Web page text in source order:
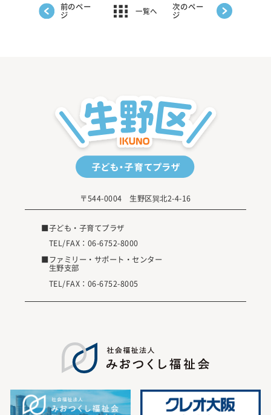
前のペー
ジ 一覧へ 次のペー
ジ
〒544-0004 生野区巽北2-4-16
■子ども・子育てプラザ
TEL/FAX： 06-6752-8000
■ファミリー・サポート・センター
生野支部
TEL/FAX： 06-6752-8005